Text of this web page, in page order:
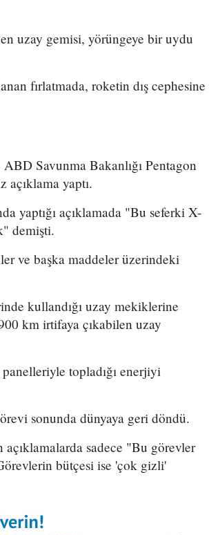
uzay gemisi, yörüngeye bir uydu
fırlatmada, roketin dış cephesine
Savunma Bakanlığı Pentagon
açıklama yaptı.
yaptığı açıklamada "Bu seferki X-
demişti.
ve başka maddeler üzerindeki
kullandığı uzay mekiklerine
km irtifaya çıkabilen uzay
topladığı enerjiyi
sonunda dünyaya geri döndü.
sadece "Bu görevler
bütçesi ise 'çok gizli'